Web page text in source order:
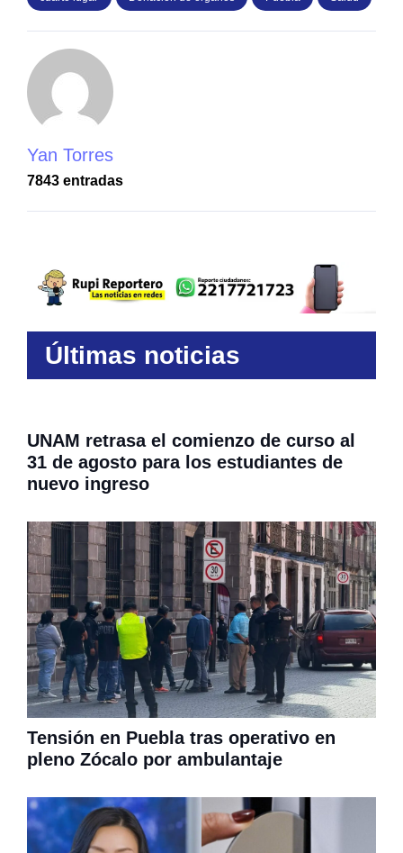
Yan Torres
7843 entradas
Últimas noticias
UNAM retrasa el comienzo de curso al
31 de agosto para los estudiantes de
nuevo ingreso
Tensión en Puebla tras operativo en
pleno Zócalo por ambulantaje